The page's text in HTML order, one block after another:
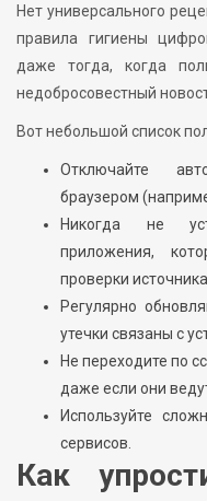
Нет универсального
правила гигиены
даже тогда, когда
недобросовестный
Вот небольшой список
Отключайте
браузером
Никогда не
приложения,
проверки
Регулярно
утечки связаны с
Не переходите по
даже если они
Используйте
сервисов.
Как